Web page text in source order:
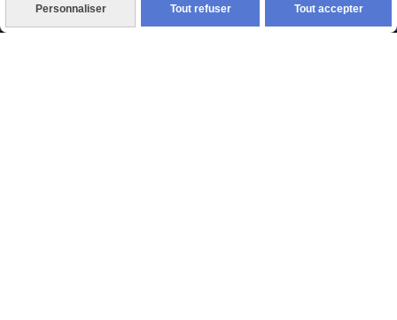
Personnaliser Tout refuser Tout accepter